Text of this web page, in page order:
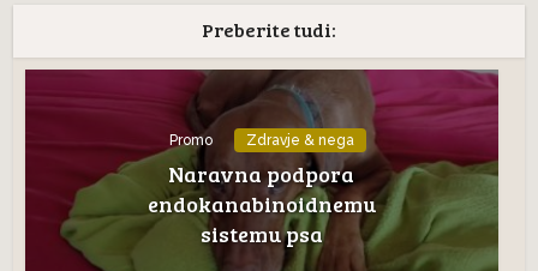
Preberite tudi:
Promo Zdravje & nega
Naravna podpora
endokanabinoidnemu
sistemu psa